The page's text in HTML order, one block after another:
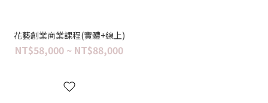
花藝創業商業課程(實體+線上)
NT$58,000 ~ NT$88,000